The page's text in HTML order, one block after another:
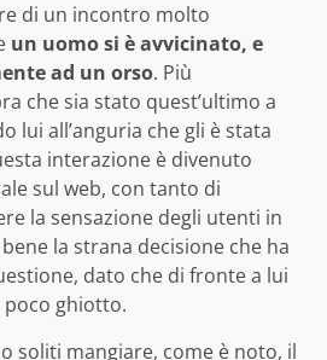
di un incontro molto
un uomo si è avvicinato, e
ad un orso. Più
che sia stato quest’ultimo a
lui all’anguria che gli è stata
interazione è divenuto
sul web, con tanto di
la sensazione degli utenti in
la strana decisione che ha
dato che di fronte a lui
poco ghiotto.
soliti mangiare, come è noto, il